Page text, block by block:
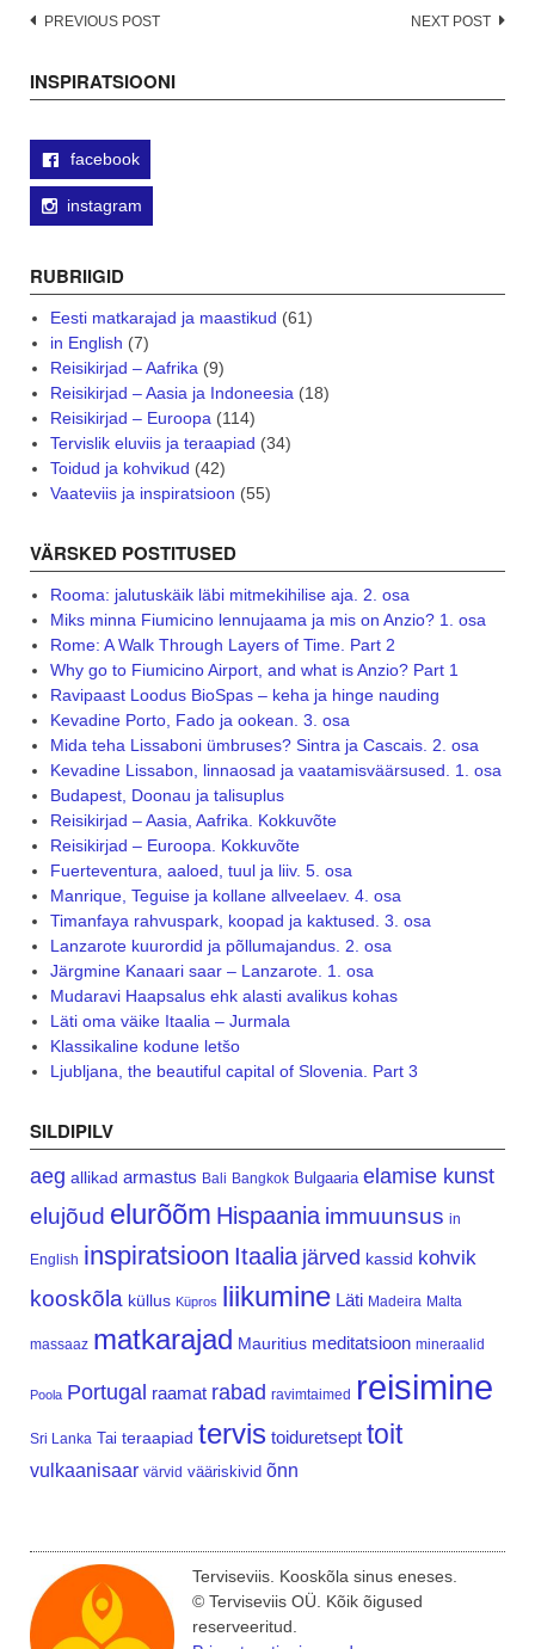
Post
PREVIOUS POST NEXT POST
INSPIRATSIOONI
facebook
instagram
RUBRIIGID
Eesti matkarajad ja maastikud (61)
in English (7)
Reisikirjad – Aafrika(9)
Reisikirjad – Aasia ja Indoneesia(18)
Reisikirjad – Euroopa(114)
Tervislik eluviis ja teraapiad (34)
Toidud ja kohvikud (42)
Vaateviis ja inspiratsioon (55)
VÄRSKED POSTITUSED
Rooma: jalutuskäik läbi mitmekihilise aja. 2. osa
Miks minna Fiumicino lennujaama ja mis on Anzio? 1. osa
Rome: A Walk Through Layers of Time. Part 2
Why go to Fiumicino Airport, and what is Anzio? Part 1
Ravipaast Loodus BioSpas – keha ja hinge nauding
Kevadine Porto, Fado ja ookean. 3. osa
Mida teha Lissaboni ümbruses? Sintra ja Cascais. 2. osa
Kevadine Lissabon, linnaosad ja vaatamisväärsused. 1. osa
Budapest, Doonau ja talisuplus
Reisikirjad – Aasia, Aafrika. Kokkuvõte
Reisikirjad – Euroopa. Kokkuvõte
Fuerteventura, aaloed, tuul ja liiv. 5. osa
Manrique, Teguise ja kollane allveelaev. 4. osa
Timanfaya rahvuspark, koopad ja kaktused. 3. osa
Lanzarote kuurordid ja põllumajandus. 2. osa
Järgmine Kanaari saar – Lanzarote. 1. osa
Mudaravi Haapsalus ehk alasti avalikus kohas
Läti oma väike Itaalia – Jurmala
Klassikaline kodune letšo
Ljubljana, the beautiful capital of Slovenia. Part 3
SILDIPILV
aeg allikad armastus Bali Bangkok Bulgaaria elamise kunst
elujõud elurõõm Hispaania immuunsus in
English inspiratsioon Itaalia järved kassid kohvik
kooskõla küllus Küpros liikumine Läti Madeira Malta
massaaz matkarajad Mauritius meditatsioon mineraalid
Poola Portugal raamat rabad ravimtaimed reisimine
Sri Lanka Tai teraapiad tervis toiduretsept toit
vulkaanisaar värvid vääriskivid õnn
Terviseviis. Kooskõla sinus eneses.
© Terviseviis OÜ. Kõik õigused
reserveeritud.